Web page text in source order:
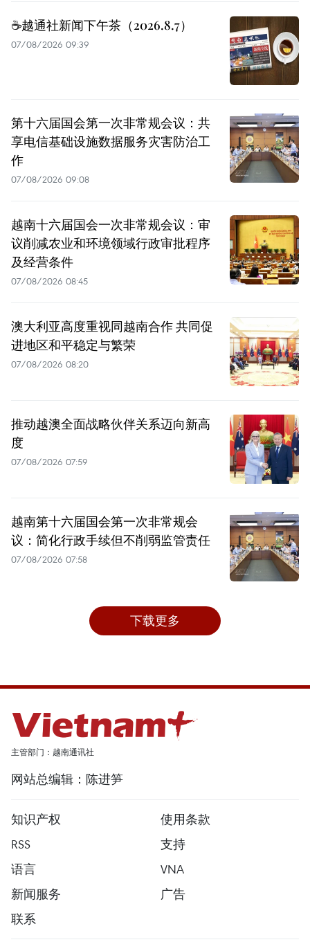
☕️越通社新闻下午茶（2026.8.7）
07/08/2026 09:39
第十六届国会第一次非常规会议：共
享电信基础设施数据服务灾害防治工
作
07/08/2026 09:08
越南十六届国会一次非常规会议：审
议削减农业和环境领域行政审批程序
及经营条件
07/08/2026 08:45
澳大利亚高度重视同越南合作 共同促
进地区和平稳定与繁荣
07/08/2026 08:20
推动越澳全面战略伙伴关系迈向新高
度
07/08/2026 07:59
越南第十六届国会第一次非常规会
议：简化行政手续但不削弱监管责任
07/08/2026 07:58
下载更多
主管部门：越南通讯社
网站总编辑：陈进笋
知识产权
使用条款
RSS
支持
语言
VNA
新闻服务
广告
联系